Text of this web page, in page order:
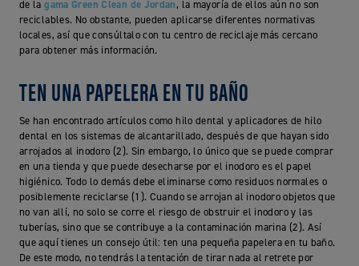
de lagama Green Clean de Jordan, la mayoría de ellos aún no son
reciclables. No obstante, pueden aplicarse diferentes normativas
locales, así que consúltalo con tu centro de reciclaje más cercano
para obtener más información.
TEN UNA PAPELERA EN TU BAÑO
Se han encontrado artículos como hilo dental y aplicadores de hilo
dental en los sistemas de alcantarillado, después de que hayan sido
arrojados al inodoro (2). Sin embargo, lo único que se puede comprar
en una tienda y que puede desecharse por el inodoro es el papel
higiénico. Todo lo demás debe eliminarse como residuos normales o
posiblemente reciclarse (1). Cuando se arrojan al inodoro objetos que
no van allí, no solo se corre el riesgo de obstruir el inodoro y las
tuberías, sino que se contribuye a la contaminación marina (2). Así
que aquí tienes un consejo útil: ten una pequeña papelera en tu baño.
De este modo, no tendrás la tentación de tirar nada al retrete por